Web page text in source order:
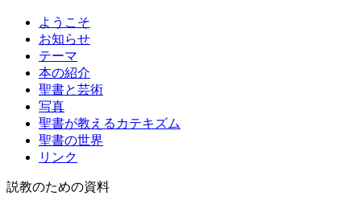
ようこそ
お知らせ
テーマ
本の紹介
聖書と芸術
写真
聖書が教えるカテキズム
聖書の世界
リンク
説教のための資料